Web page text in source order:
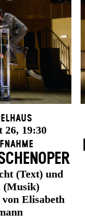
26, 19:30
(Text) und
Elisabeth